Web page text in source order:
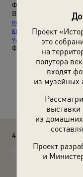
Проект
это
на
полутора
входят
из музейных
выставки
из
Проект
и
Финны-
Выставки
«В
повседневность»
крестьяне»,
«Дореволюционная
фотографией.
4 комментария
Белов Пётр
ТЕЛЕГАМИ
двухколёсные